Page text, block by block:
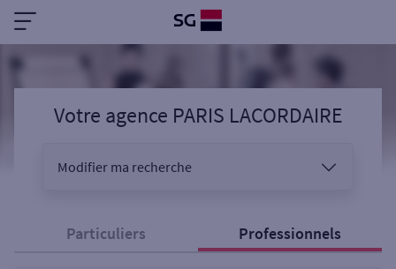
Votre agence PARIS LACORDAIRE
Modifier ma recherche
Particuliers Professionnels